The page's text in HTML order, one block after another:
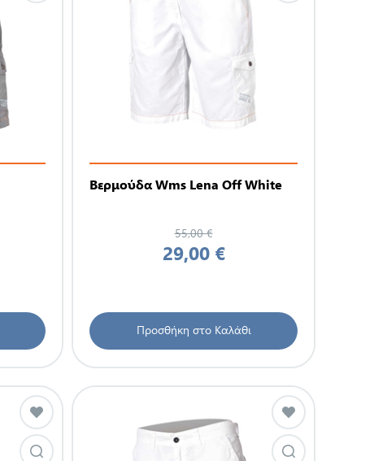
Βερμούδα Wms Lena Off White
55,00 €
29,00 €
Προσθήκη στο Καλάθι